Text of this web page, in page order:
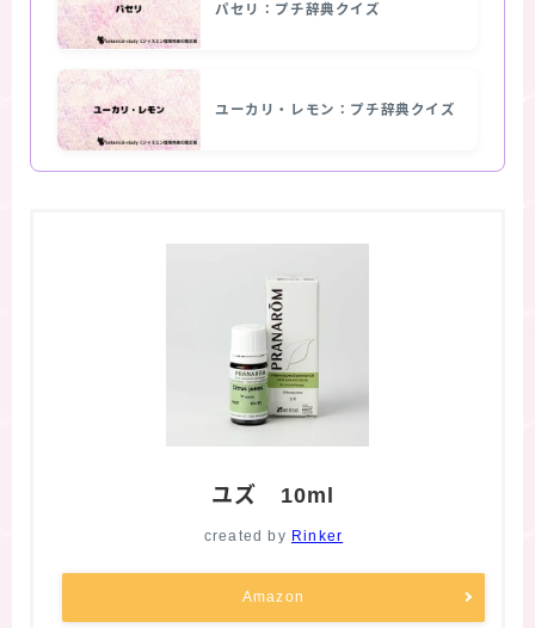
パセリ：プチ辞典クイズ
ユーカリ・レモン：プチ辞典クイズ
ユズ 10ml
created by Rinker
Amazon